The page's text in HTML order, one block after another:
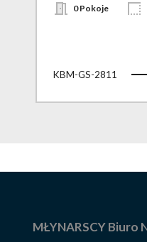
0 Pokoje
KBM-GS-2811
MŁYNARSCY Biuro